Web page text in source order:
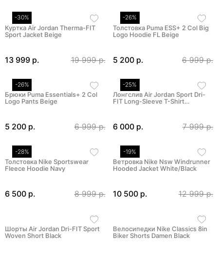
-30%
Куртка Air Jordan Therma-FIT
Sport Jacket Beige
13 999 р. 19 999 р.
-26%
Толстовка Puma ESS+ 2 Col Big
Logo Hoodie FL Beige
5 200 р. 6 999 р.
-26%
Брюки Puma Essentials+ 2 Col
Logo Pants Beige
5 200 р. 6 999 р.
-25%
Лонгслив Air Jordan Sport Dri-
FIT Long-Sleeve T-Shirt…
6 000 р. 7 999 р.
-28%
Толстовка Nike Sportswear
Fleece Hoodie Navy
6 500 р. 8 999 р.
-19%
Ветровка Nike Nsw Windrunner
Hooded Jacket White/Black
10 500 р. 12 999 р.
Шорты Air Jordan Dri-FIT Sport
Woven Short Black
Велосипедки Nike Classics 8in
Biker Shorts Damen Black